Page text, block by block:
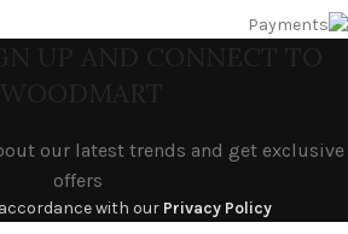
our latest trends and get exclusive
offers
with our Privacy Policy